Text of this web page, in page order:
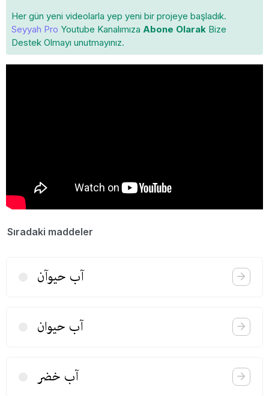
Her gün yeni videolarla yep yeni bir projeye başladık.
Seyyah Pro Youtube Kanalımıza Abone Olarak Bize
Destek Olmayı unutmayınız.
Sıradaki maddeler
آب حیوآن
آب حیوان
آب خضر